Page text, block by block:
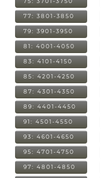
77: 3801-3850
79: 3901-3950
81: 4001-4050
83: 4101-4150
85: 4201-4250
87: 4301-4350
89: 4401-4450
91: 4501-4550
93: 4601-4650
95: 4701-4750
97: 4801-4850